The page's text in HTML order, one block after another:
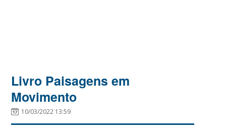
Livro Paisagens em
Movimento
10/03/2022 13:59